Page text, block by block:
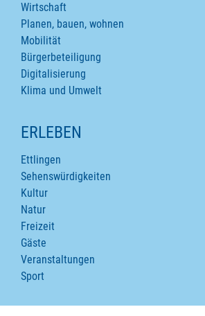
Wirtschaft
Planen, bauen, wohnen
Mobilität
Bürgerbeteiligung
Digitalisierung
Klima und Umwelt
ERLEBEN
Ettlingen
Sehenswürdigkeiten
Kultur
Natur
Freizeit
Gäste
Veranstaltungen
Sport